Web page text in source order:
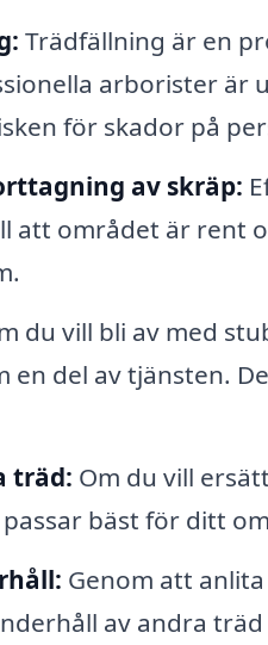
Trädfällning är en
arborister är
för skador på
av skräp:
att området är rent
du vill bli av med
en del av tjänsten.
träd: Om du vill
bäst för ditt
Genom att
av andra